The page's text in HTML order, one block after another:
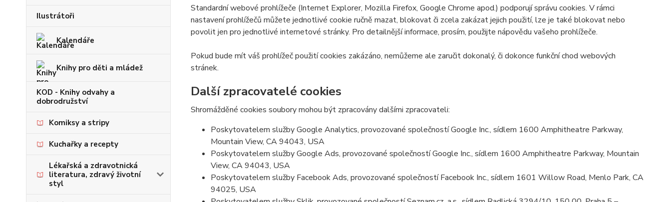
Ilustrátoři
Kalendáře
Knihy pro děti a mládež
KOD - Knihy odvahy a
dobrodružství
Komiksy a stripy
Kuchařky a recepty
Lékařská a zdravotnická
literatura, zdravý životní
styl
Standardní webové prohlížeče (Internet Explorer, Mozilla Firefox, Google Chrome apod.) podporují správu cookies. V rámci
nastavení prohlížečů můžete jednotlivé cookie ručně mazat, blokovat či zcela zakázat jejich použití, lze je také blokovat nebo
povolit jen pro jednotlivé internetové stránky. Pro detailnější informace, prosím, použijte nápovědu vašeho prohlížeče.
Pokud bude mít váš prohlížeč použití cookies zakázáno, nemůžeme ale zaručit dokonalý, či dokonce funkční chod webových
stránek.
Další zpracovatelé cookies
Shromážděné cookies soubory mohou být zpracovány dalšími zpracovateli:
Poskytovatelem služby Google Analytics, provozované společností Google Inc., sídlem 1600 Amphitheatre Parkway,
Mountain View, CA 94043, USA
Poskytovatelem služby Google Ads, provozované společností Google Inc., sídlem 1600 Amphitheatre Parkway, Mountain
View, CA 94043, USA
Poskytovatelem služby Facebook Ads, provozované společností Facebook Inc., sídlem 1601 Willow Road, Menlo Park, CA
94025, USA